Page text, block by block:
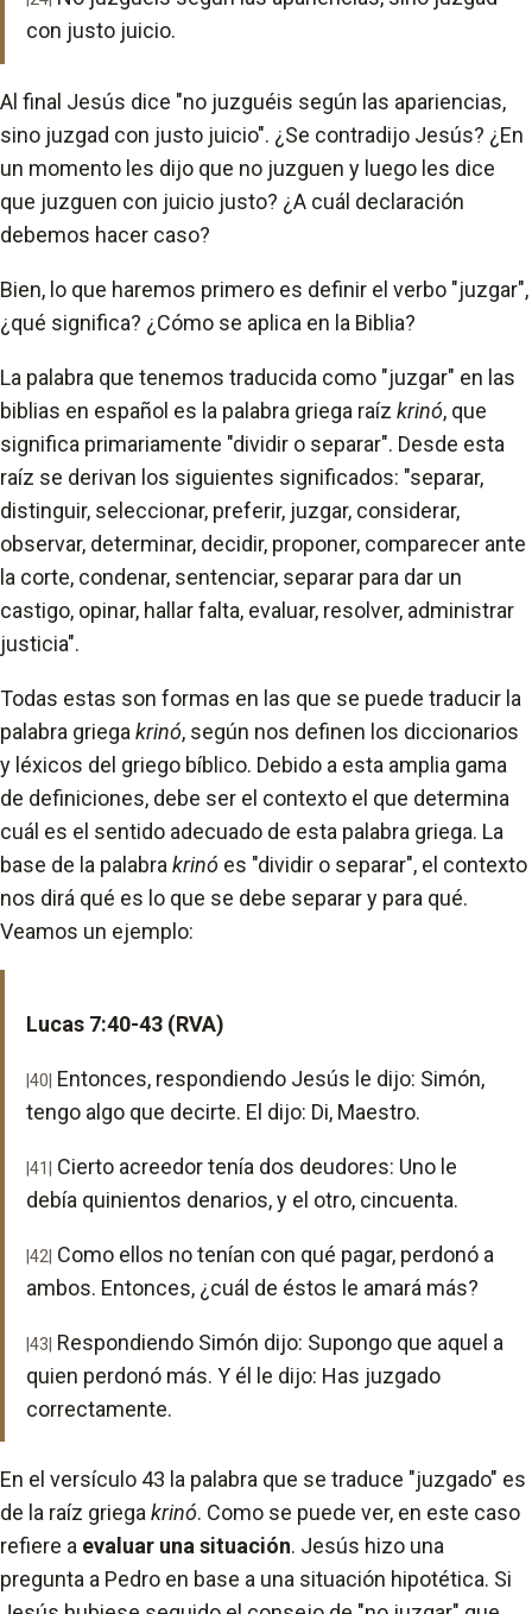
con justo juicio.
Al final Jesús dice "no juzguéis según las apariencias,
sino juzgad con justo juicio". ¿Se contradijo Jesús? ¿En
un momento les dijo que no juzguen y luego les dice
que juzguen con juicio justo? ¿A cuál declaración
debemos hacer caso?
Bien, lo que haremos primero es definir el verbo "juzgar",
¿qué significa? ¿Cómo se aplica en la Biblia?
La palabra que tenemos traducida como "juzgar" en las
biblias en español es la palabra griega raíz krinó, que
significa primariamente "dividir o separar". Desde esta
raíz se derivan los siguientes significados: "separar,
distinguir, seleccionar, preferir, juzgar, considerar,
observar, determinar, decidir, proponer, comparecer ante
la corte, condenar, sentenciar, separar para dar un
castigo, opinar, hallar falta, evaluar, resolver, administrar
justicia".
Todas estas son formas en las que se puede traducir la
palabra griega krinó, según nos definen los diccionarios
y léxicos del griego bíblico. Debido a esta amplia gama
de definiciones, debe ser el contexto el que determina
cuál es el sentido adecuado de esta palabra griega. La
base de la palabra krinó es "dividir o separar", el contexto
nos dirá qué es lo que se debe separar y para qué.
Veamos un ejemplo:
Lucas 7:40-43 (RVA)
|40| Entonces, respondiendo Jesús le dijo: Simón,
tengo algo que decirte. El dijo: Di, Maestro.
|41|
Cierto acreedor tenía dos deudores: Uno le
debía quinientos denarios, y el otro, cincuenta.
|42| Como ellos no tenían con qué pagar, perdonó a
ambos. Entonces, ¿cuál de éstos le amará más?
|43| Respondiendo Simón dijo: Supongo que aquel a
quien perdonó más. Y él le dijo: Has juzgado
correctamente.
En el versículo 43 la palabra que se traduce "juzgado" es
de la raíz griegakrinó. Como se puede ver, en este caso
refiere a evaluar una situación. Jesús hizo una
pregunta a Pedro en base a una situación hipotética. Si